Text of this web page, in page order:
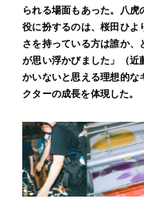
られる場面もあった。八
役に扮するのは、桜田ひよ
さを持っている方は誰か、
が思い浮かびました」（近
かいないと思える理想的な
クターの成長を体現した。